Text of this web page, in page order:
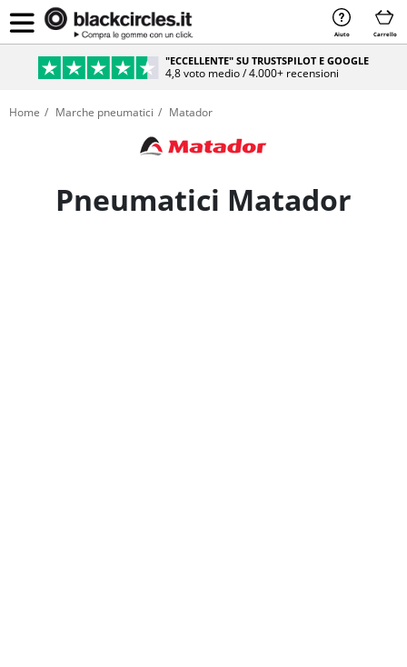
Aiuto Carrello
PAGAMENTO SICURO & RATEIZZABILE
Sicurezza e comodità al 100%
Home Marche pneumatici Matador
Pneumatici Matador